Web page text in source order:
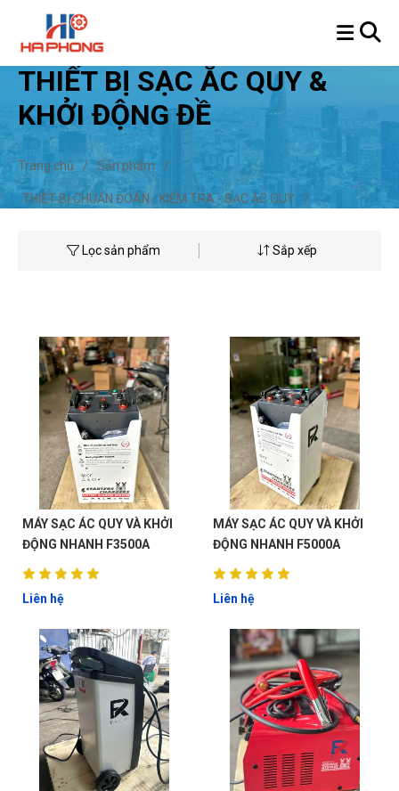
THIẾT BỊ SẠC ẮC QUY &
KHỞI ĐỘNG ĐỀ
Trang chủ / Sản phẩm /
THIẾT BỊ CHUẨN ĐOÁN - KIỂM TRA - SẠC ẮC QUY /
Lọc sản phẩm
Sắp xếp
MÁY SẠC ÁC QUY VÀ KHỞI
ĐỘNG NHANH F3500A
Liên hệ
MÁY SẠC ÁC QUY VÀ KHỞI
ĐỘNG NHANH F5000A
Liên hệ